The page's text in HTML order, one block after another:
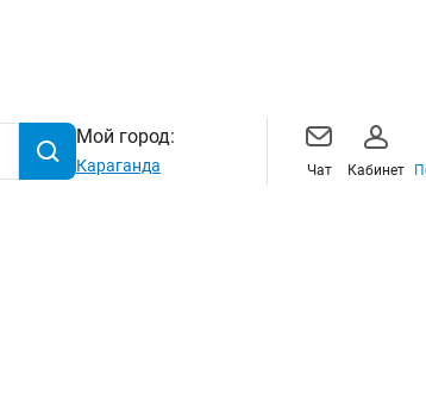
Мой город:
Караганда Чат Кабинет